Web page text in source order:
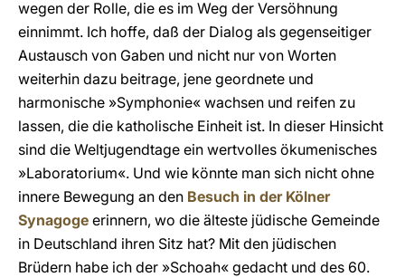
wegen der Rolle, die es im Weg der Versöhnung
einnimmt. Ich hoffe, daß der Dialog als gegenseitiger
Austausch von Gaben und nicht nur von Worten
weiterhin dazu beitrage, jene geordnete und
harmonische »Symphonie« wachsen und reifen zu
lassen, die die katholische Einheit ist. In dieser Hinsicht
sind die Weltjugendtage ein wertvolles ökumenisches
»Laboratorium«. Und wie könnte man sich nicht ohne
innere Bewegung an den Besuch in der Kölner
Synagoge erinnern, wo die älteste jüdische Gemeinde
in Deutschland ihren Sitz hat? Mit den jüdischen
Brüdern habe ich der »Schoah« gedacht und des 60.